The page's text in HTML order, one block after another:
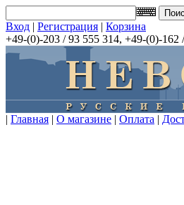
Вход | Регистрация | Корзина
+49-(0)-203 / 93 555 314, +49-(0)-162
| Главная | О магазине | Оплата |